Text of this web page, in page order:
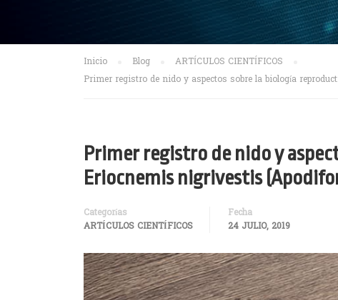
Inicio Blog
ARTÍCULOS CIENTÍFICOS
Primer registro de nido y aspectos sobre la biología
Primer registro de nido y
Eriocnemis nigrivestis
Categorías
ARTÍCULOS CIENTÍFICOS
Fecha
24 JULIO, 2019